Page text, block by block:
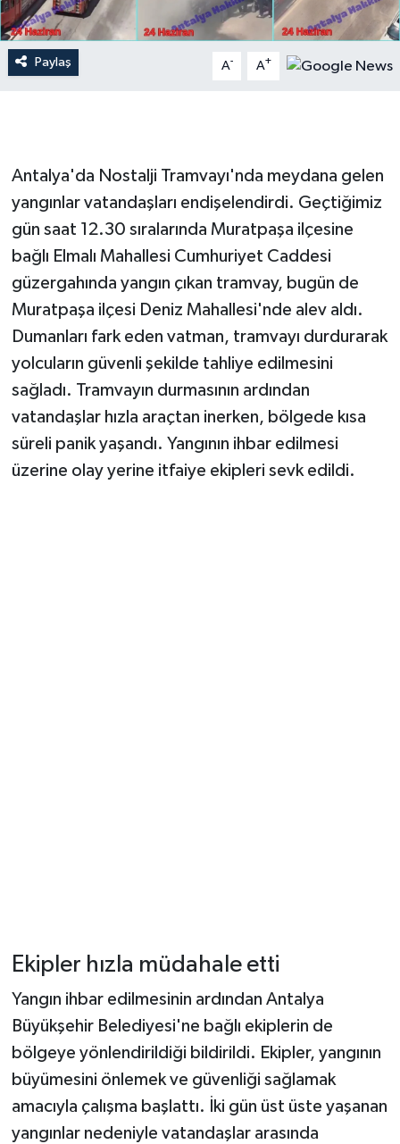
Paylaş A- A+
Antalya'da Nostalji Tramvayı'nda meydana gelen
yangınlar vatandaşları endişelendirdi. Geçtiğimiz
gün saat 12.30 sıralarında Muratpaşa ilçesine
bağlı Elmalı Mahallesi Cumhuriyet Caddesi
güzergahında yangın çıkan tramvay, bugün de
Muratpaşa ilçesi Deniz Mahallesi'nde alev aldı.
Dumanları fark eden vatman, tramvayı durdurarak
yolcuların güvenli şekilde tahliye edilmesini
sağladı. Tramvayın durmasının ardından
vatandaşlar hızla araçtan inerken, bölgede kısa
süreli panik yaşandı. Yangının ihbar edilmesi
üzerine olay yerine itfaiye ekipleri sevk edildi.
Ekipler hızla müdahale etti
Yangın ihbar edilmesinin ardından Antalya
Büyükşehir Belediyesi'ne bağlı ekiplerin de
bölgeye yönlendirildiği bildirildi. Ekipler, yangının
büyümesini önlemek ve güvenliği sağlamak
amacıyla çalışma başlattı. İki gün üst üste yaşanan
yangınlar nedeniyle vatandaşlar arasında